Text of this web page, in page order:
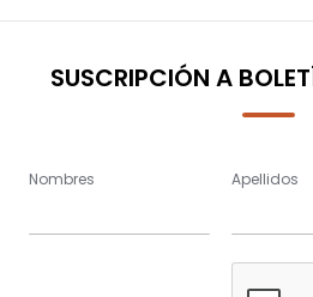
SUSCRIPCIÓN A
Nombres Apellidos